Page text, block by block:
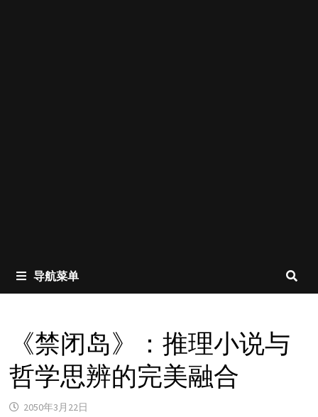
导航菜单
《禁闭岛》：推理小说与
哲学思辨的完美融合
2050年3月22日